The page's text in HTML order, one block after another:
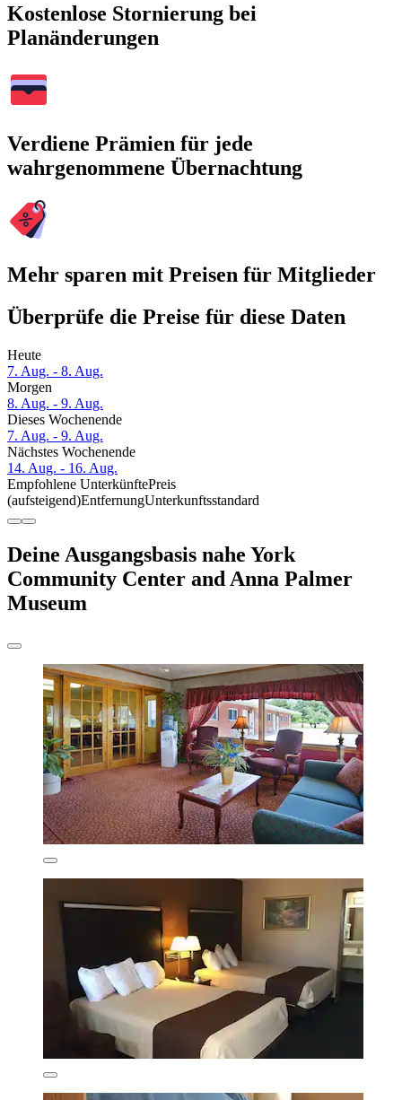
Kostenlose Stornierung bei
Planänderungen
Verdiene Prämien für jede
wahrgenommene Übernachtung
Mehr sparen mit Preisen für Mitglieder
Überprüfe die Preise für diese Daten
Heute
7. Aug. - 8. Aug.
Morgen
8. Aug. - 9. Aug.
Dieses Wochenende
7. Aug. - 9. Aug.
Nächstes Wochenende
14. Aug. - 16. Aug.
Empfohlene UnterkünftePreis
(aufsteigend)EntfernungUnterkunftsstandard
Deine Ausgangsbasis nahe York
Community Center and Anna Palmer
Museum